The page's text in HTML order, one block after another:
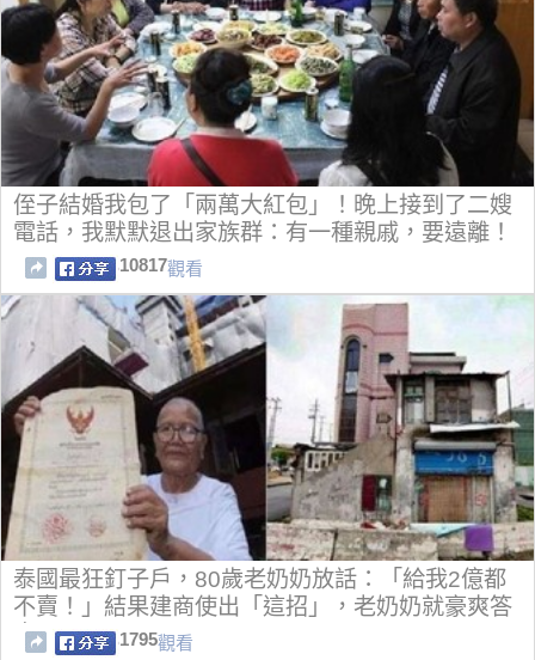
侄子結婚我包了「兩萬大紅包」！晚上接到了二嫂
電話，我默默退出家族群：有一種親戚，要遠離！
10817觀看
泰國最狂釘子戶，80歲老奶奶放話：「給我2億都
不賣！」結果建商使出「這招」，老奶奶就豪爽答
應了...
1795觀看